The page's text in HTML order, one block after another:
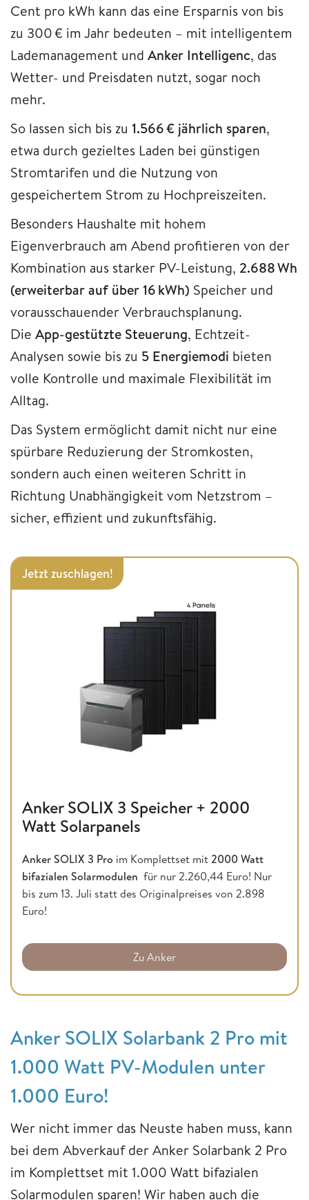
Cent pro kWh kann das eine Ersparnis von bis
zu 300 € im Jahr bedeuten – mit intelligentem
Lademanagement und Anker Intelligenc, das
Wetter- und Preisdaten nutzt, sogar noch
mehr.
So lassen sich bis zu 1.566 € jährlich sparen,
etwa durch gezieltes Laden bei günstigen
Stromtarifen und die Nutzung von
gespeichertem Strom zu Hochpreiszeiten.
Besonders Haushalte mit hohem
Eigenverbrauch am Abend profitieren von der
Kombination aus starker PV-Leistung, 2.688 Wh
(erweiterbar auf über 16 kWh) Speicher und
vorausschauender Verbrauchsplanung.
Die App-gestützte Steuerung, Echtzeit-
Analysen sowie bis zu 5 Energiemodi bieten
volle Kontrolle und maximale Flexibilität im
Alltag.
Das System ermöglicht damit nicht nur eine
spürbare Reduzierung der Stromkosten,
sondern auch einen weiteren Schritt in
Richtung Unabhängigkeit vom Netzstrom –
sicher, effizient und zukunftsfähig.
Jetzt zuschlagen!
Anker SOLIX 3 Speicher + 2000
Watt Solarpanels
Anker SOLIX 3 Pro im Komplettset mit2000 Watt
bifazialen Solarmodulen für nur 2.260,44 Euro! Nur
bis zum 13. Juli statt des Originalpreises von 2.898
Euro!
Zu Anker
Anker SOLIX Solarbank 2 Pro mit
1.000 Watt PV-Modulen unter
1.000 Euro!
Wer nicht immer das Neuste haben muss, kann
bei dem Abverkauf der Anker Solarbank 2 Pro
im Komplettset mit 1.000 Watt bifazialen
Solarmodulen sparen! Wir haben auch die